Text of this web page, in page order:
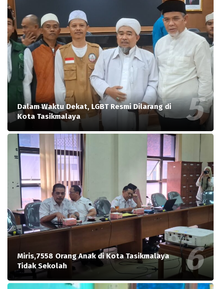
Dalam Waktu Dekat, LGBT Resmi Dilarang di
Kota Tasikmalaya
Miris,7558 Orang Anak di Kota Tasikmalaya
Tidak Sekolah